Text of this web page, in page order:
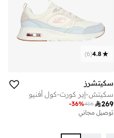
4.8
(
6
)
سكيتشرز
سكيتش-إير كورت-كول أفنيو
269
416
-36%
توصيل مجاني